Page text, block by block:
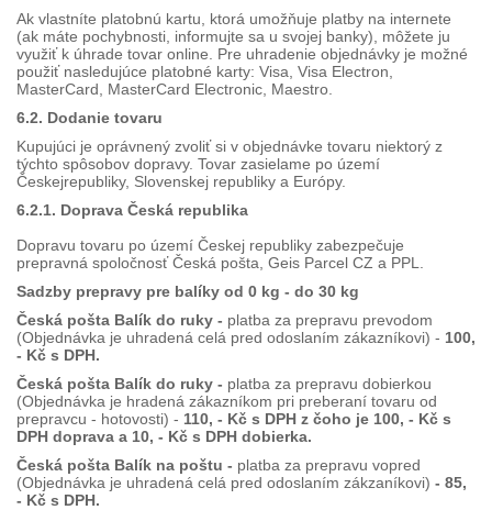
Ak vlastníte platobnú kartu, ktorá umožňuje platby na internete
(ak máte pochybnosti, informujte sa u svojej banky), môžete ju
využiť k úhrade tovar online. Pre uhradenie objednávky je možné
použiť nasledujúce platobné karty: Visa, Visa Electron,
MasterCard, MasterCard Electronic, Maestro.
6.2. Dodanie tovaru
Kupujúci je oprávnený zvoliť si v objednávke tovaru niektorý z
týchto spôsobov dopravy. Tovar zasielame po území
Českejrepubliky, Slovenskej republiky a Európy.
6.2.1. Doprava Česká republika
Dopravu tovaru po území Českej republiky zabezpečuje
prepravná spoločnosť Česká pošta, Geis Parcel CZ a PPL.
Sadzby prepravy pre balíky od 0 kg - do 30 kg
Česká pošta Balík do ruky - platba za prepravu prevodom
(Objednávka je uhradená celá pred odoslaním zákazníkovi) - 100,
- Kč s DPH.
Česká pošta Balík do ruky - platba za prepravu dobierkou
(Objednávka je hradená zákazníkom pri preberaní tovaru od
prepravcu - hotovosti) - 110, - Kč s DPH z čoho je 100, - Kč s
DPH doprava a 10, - Kč s DPH dobierka.
Česká pošta Balík na poštu - platba za prepravu vopred
(Objednávka je uhradená celá pred odoslaním zákzaníkovi) - 85,
- Kč s DPH.